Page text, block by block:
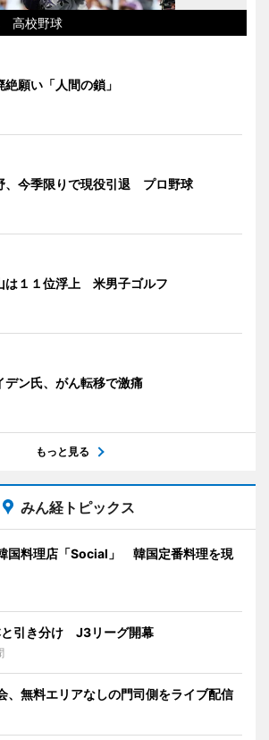
高校野球
絶願い「人間の鎖」
、今季限りで現役引退 プロ野球
は１１位浮上 米男子ゴルフ
デン氏、がん転移で激痛
もっと見る
みん経トピックス
国料理店「Social」 韓国定番料理を現
と引き分け J3リーグ開幕
、無料エリアなしの門司側をライブ配信